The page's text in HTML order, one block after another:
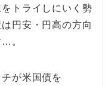
トライしにいく勢
円安・円高の方向
。
が米国債を